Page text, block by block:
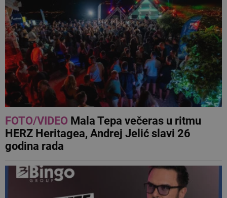
FOTO/VIDEOMala Tepa večeras u ritmu
HERZ Heritagea, Andrej Jelić slavi 26
godina rada